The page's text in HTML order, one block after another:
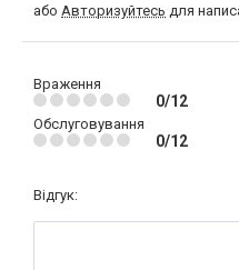
або Авторизуйтесь для
Враження
0/12
Обслуговування
0/12
Відгук: